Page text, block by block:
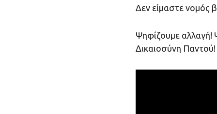
Δεν είμαστε νομός
Ψηφίζουμε αλλαγή!
Δικαιοσύνη Παντού!